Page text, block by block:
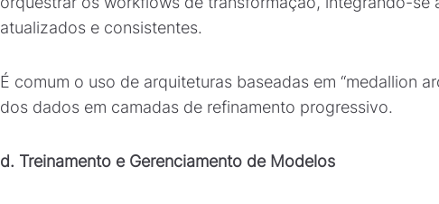
atualizados e consistentes.
É comum o uso de arquiteturas baseadas em “medallion
dos dados em camadas de refinamento progressivo.
d. Treinamento e Gerenciamento de Modelos